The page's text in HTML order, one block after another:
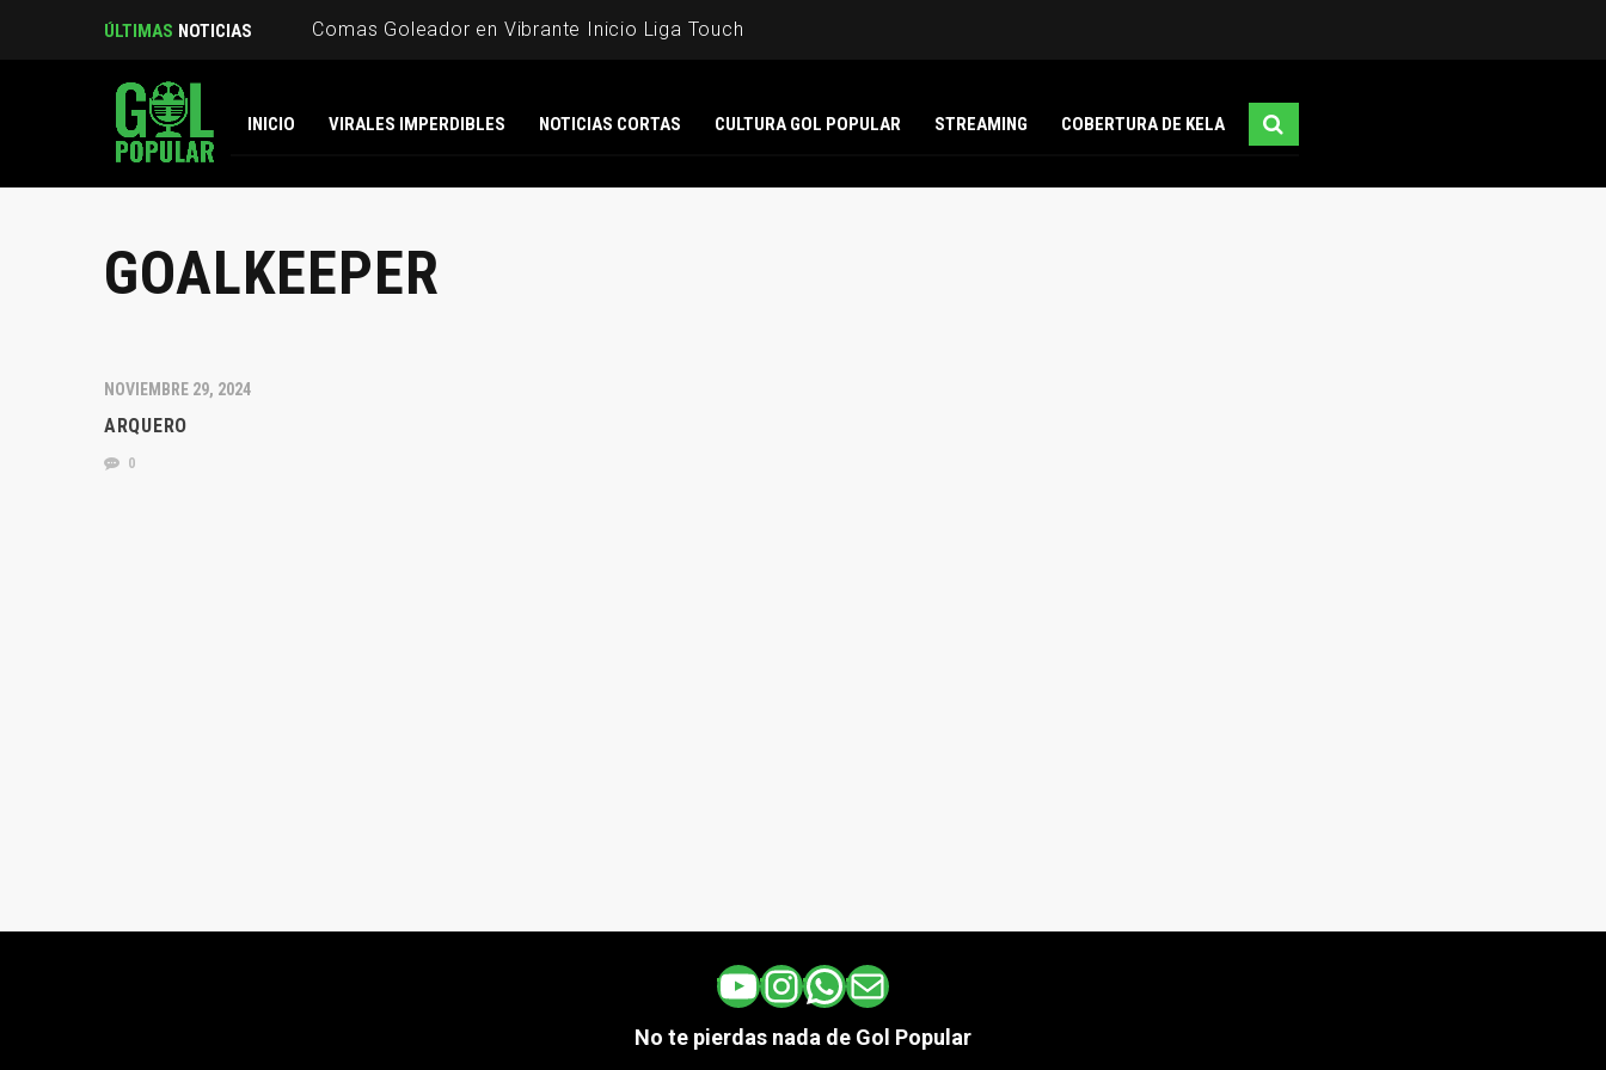
ÚLTIMAS NOTICIAS Comas Goleador en Vibrante Inicio Liga Touch
INICIO VIRALES IMPERDIBLES NOTICIAS CORTAS CULTURA GOL POPULAR STREAMING COBERTURA DE KELA
GOALKEEPER
NOVIEMBRE 29, 2024
ARQUERO
0
YouTube
Instagram
WhatsApp
Correo electrónico
No te pierdas nada de Gol Popular